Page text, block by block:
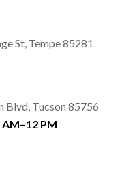
St, Tempe 85281
Blvd, Tucson 85756
AM–12 PM